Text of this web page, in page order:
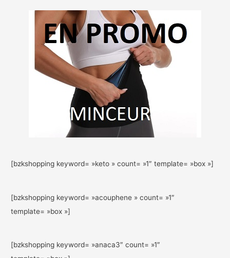
[bzkshopping keyword= »keto » count= »1″ template= »box »]
[bzkshopping keyword= »acouphene » count= »1″
template= »box »]
[bzkshopping keyword= »anaca3″ count= »1″